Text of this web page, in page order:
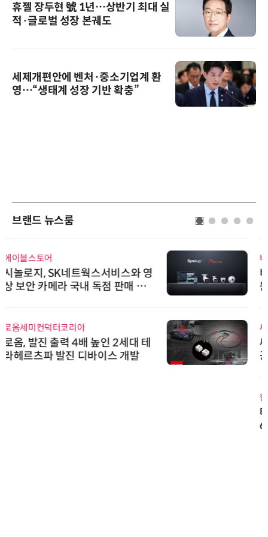
휴젤 장두현 號 1년…상반기 최대 실
적·글로벌 성장 본궤도
세제개편안에 벤처·중소기업계 환
영…“생태계 성장 기반 확충”
브랜드 뉴스룸
비쉐이
비쉐이, 모든 주요 리모컨 코드 지
원하는 TSOP15300 시리즈 IR 수
씨앤에프시스템
씨앤에프시스템, 오웬스그룹과 공
공 ERP·DX 사업 협력